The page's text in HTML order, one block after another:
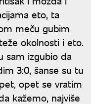
eto, ta
meču gubim
okolnosti i eto.
sam izgubio da
3:0, šanse su tu
opet se vratim
kažemo, najviše